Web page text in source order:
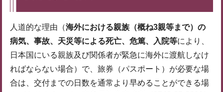
人道的な理由（海外における親族（概ね3親等まで）の
病気、事故、天災等による死亡、危篤、入院等により、
日本国にいる親族及び関係者が緊急に海外に渡航しなけ
ればならない場合）で、旅券（パスポート）が必要な場
合は、交付までの日数を通常より早めることができる場